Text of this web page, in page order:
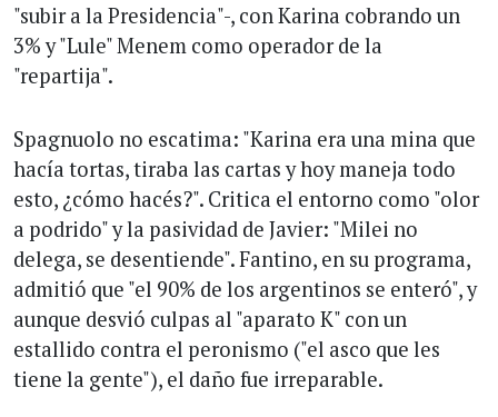
"subir a la Presidencia"-, con Karina cobrando un
3% y "Lule" Menem como operador de la
"repartija".
Spagnuolo no escatima: "Karina era una mina que
hacía tortas, tiraba las cartas y hoy maneja todo
esto, ¿cómo hacés?". Critica el entorno como "olor
a podrido" y la pasividad de Javier: "Milei no
delega, se desentiende". Fantino, en su programa,
admitió que "el 90% de los argentinos se enteró", y
aunque desvió culpas al "aparato K" con un
estallido contra el peronismo ("el asco que les
tiene la gente"), el daño fue irreparable.